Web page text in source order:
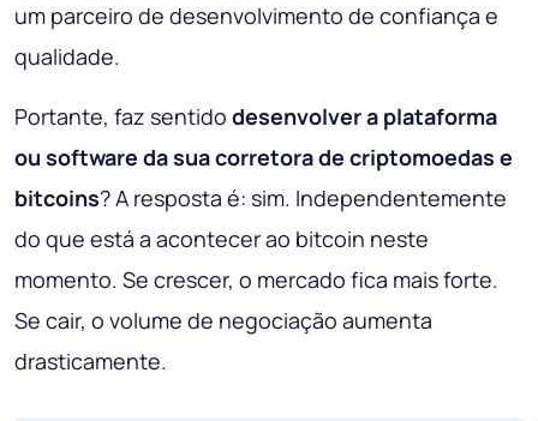
um parceiro de desenvolvimento de confiança e
qualidade.
Portante, faz sentido desenvolver a plataforma
ou software da sua corretora de criptomoedas e
bitcoins? A resposta é: sim. Independentemente
do que está a acontecer ao bitcoin neste
momento. Se crescer, o mercado fica mais forte.
Se cair, o volume de negociação aumenta
drasticamente.